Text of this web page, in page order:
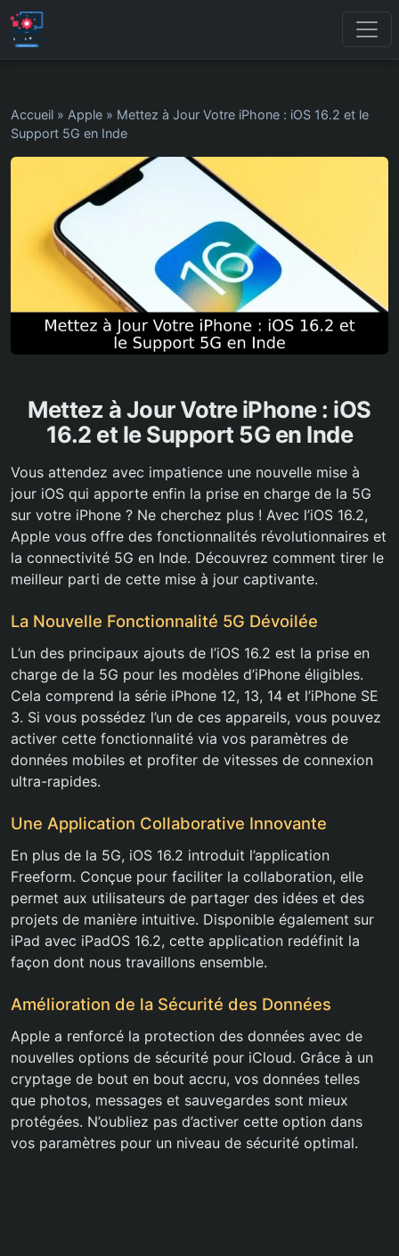
Accueil » Apple » Mettez à Jour Votre iPhone : iOS 16.2 et le
Support 5G en Inde
Mettez à Jour Votre iPhone : iOS
16.2 et le Support 5G en Inde
Vous attendez avec impatience une nouvelle mise à
jour iOS qui apporte enfin la prise en charge de la 5G
sur votre iPhone ? Ne cherchez plus ! Avec l’iOS 16.2,
Apple vous offre des fonctionnalités révolutionnaires et
la connectivité 5G en Inde. Découvrez comment tirer le
meilleur parti de cette mise à jour captivante.
La Nouvelle Fonctionnalité 5G Dévoilée
L’un des principaux ajouts de l’iOS 16.2 est la prise en
charge de la 5G pour les modèles d’iPhone éligibles.
Cela comprend la série iPhone 12, 13, 14 et l’iPhone SE
3. Si vous possédez l’un de ces appareils, vous pouvez
activer cette fonctionnalité via vos paramètres de
données mobiles et profiter de vitesses de connexion
ultra-rapides.
Une Application Collaborative Innovante
En plus de la 5G, iOS 16.2 introduit l’application
Freeform. Conçue pour faciliter la collaboration, elle
permet aux utilisateurs de partager des idées et des
projets de manière intuitive. Disponible également sur
iPad avec iPadOS 16.2, cette application redéfinit la
façon dont nous travaillons ensemble.
Amélioration de la Sécurité des Données
Apple a renforcé la protection des données avec de
nouvelles options de sécurité pour iCloud. Grâce à un
cryptage de bout en bout accru, vos données telles
que photos, messages et sauvegardes sont mieux
protégées. N’oubliez pas d’activer cette option dans
vos paramètres pour un niveau de sécurité optimal.